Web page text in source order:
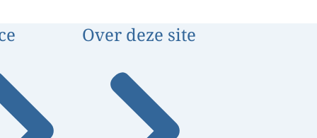
Over deze site